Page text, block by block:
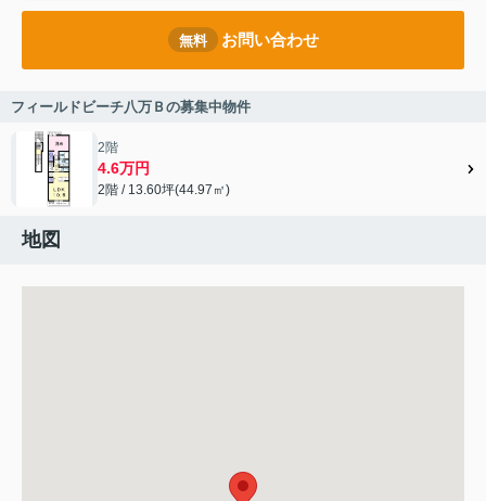
無料 お問い合わせ
フィールドビーチ八万Ｂの募集中物件
2階
4.6万円
2階 / 13.60坪(44.97㎡)
地図